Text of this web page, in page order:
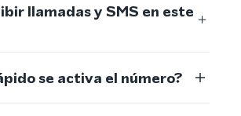
llamadas y SMS en este
se activa el número?